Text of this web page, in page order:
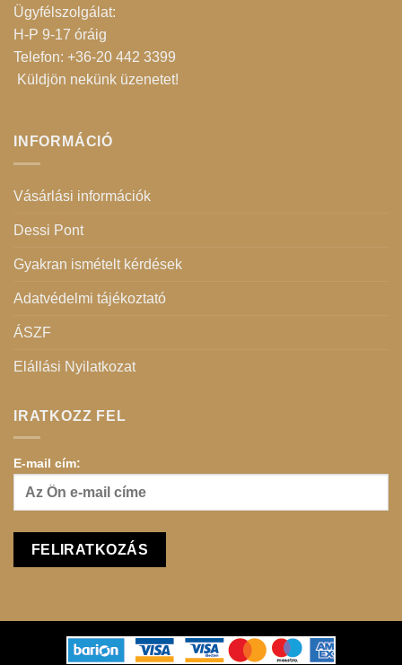
Ügyfélszolgálat:
H-P 9-17 óráig
Telefon: +36-20 442 3399
Küldjön nekünk üzenetet!
INFORMÁCIÓ
Vásárlási információk
Dessi Pont
Gyakran ismételt kérdések
Adatvédelmi tájékoztató
ÁSZF
Elállási Nyilatkozat
IRATKOZZ FEL
E-mail cím: